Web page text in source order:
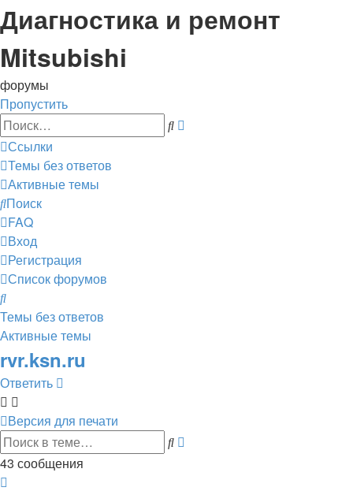
Диагностика и ремонт
Mitsubishi
форумы
Пропустить
Поиск
Ссылки
Темы без ответов
Активные темы
Поиск
FAQ
Вход
Регистрация
Список форумов
Поиск
Темы без ответов
Активные темы
rvr.ksn.ru
Ответить
Версия для печати
Поиск
43 сообщения